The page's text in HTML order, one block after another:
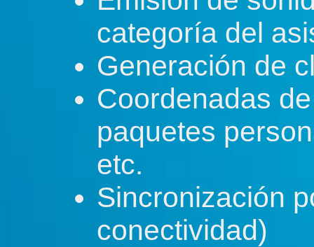
categoría del
Generación de
Coordenadas
paquetes
etc.
Sincronización
conectividad)